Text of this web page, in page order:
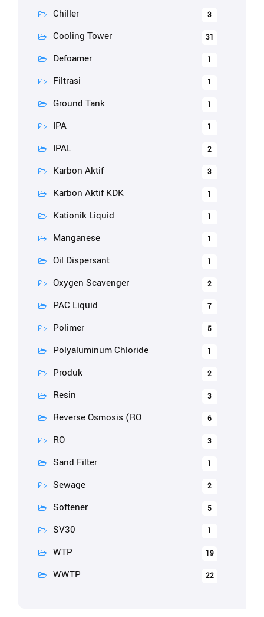
Chiller 3
Cooling Tower 31
Defoamer 1
Filtrasi 1
Ground Tank 1
IPA 1
IPAL 2
Karbon Aktif 3
Karbon Aktif KDK 1
Kationik Liquid 1
Manganese 1
Oil Dispersant 1
Oxygen Scavenger 2
PAC Liquid 7
Polimer 5
Polyaluminum Chloride 1
Produk 2
Resin 3
Reverse Osmosis (RO 6
RO 3
Sand Filter 1
Sewage 2
Softener 5
SV30 1
WTP 19
WWTP 22